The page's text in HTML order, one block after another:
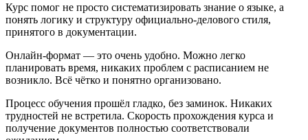
Курс помог не просто систематизировать знание о языке, а
понять логику и структуру официально-делового стиля,
принятого в документации.
Онлайн-формат — это очень удобно. Можно легко
планировать время, никаких проблем с расписанием не
возникло. Всё чётко и понятно организовано.
Процесс обучения прошёл гладко, без заминок. Никаких
трудностей не встретила. Скорость прохождения курса и
получение документов полностью соответствовали